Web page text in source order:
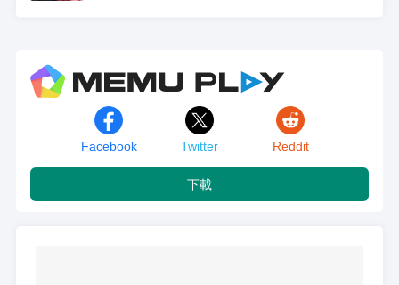
Facebook Twitter Reddit
下載